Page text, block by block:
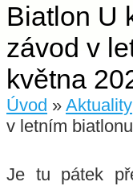
Biatlon U
závod v
května
Úvod » Aktuality
v letním
Je tu pátek